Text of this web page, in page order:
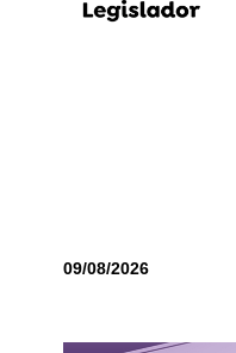
09/08/2026